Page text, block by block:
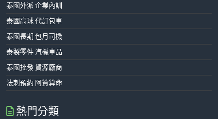
泰國外派 企業內訓
泰國高球 代訂包車
泰國長期 包月司機
泰製零件 汽機車品
泰國批發 貨源廠商
法刺預約 阿贊算命
熱門分類